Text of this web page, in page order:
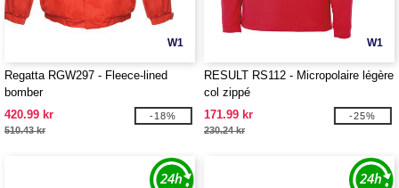
W1
Regatta RGW297 - Fleece-lined
bomber
420.99 kr
510.43 kr
-18%
W1
RESULT RS112 - Micropolaire légère
col zippé
171.99 kr
230.24 kr
-25%